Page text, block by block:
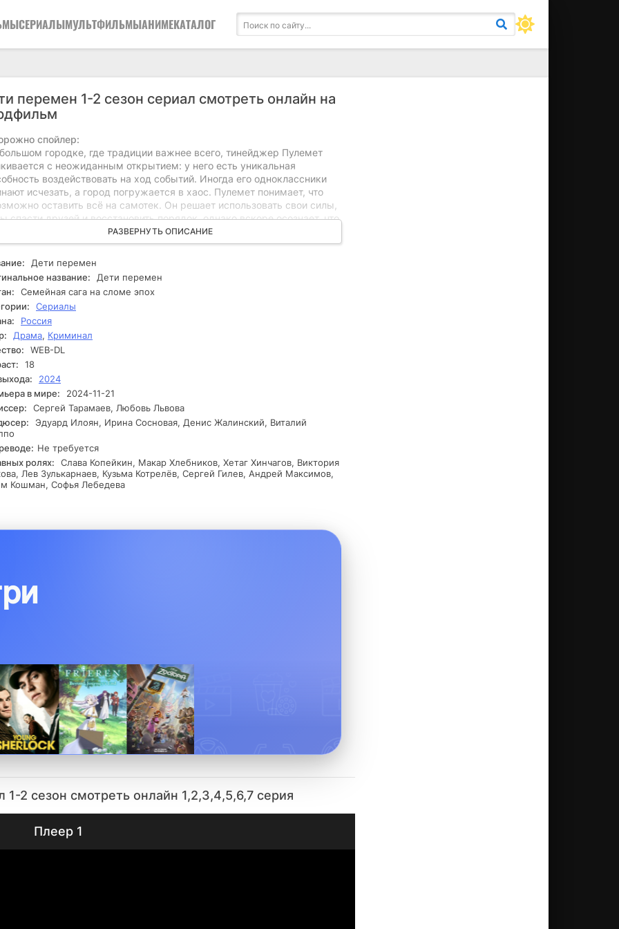
СЕРИАЛЫМУЛЬТФИЛЬМЫАНИМЕКАТАЛОГ
перемен 1-2 сезон сериал смотреть онлайн на
спойлер:
городке, где традиции важнее всего, тинейджер Пулемет
с неожиданным открытием: у него есть уникальная
воздействовать на ход событий. Иногда его одноклассники
исчезать, а город погружается в хаос. Пулемет понимает, что
оставить всё на самотек. Он решает использовать свои силы,
спасти друзей и восстановить порядок, однако вскоре осознает, что
его вмешательство приводит к непредсказуемым последствиям.
к разрешению ситуации Пулемет встречает таинственную
которая знает больше, чем говорит, и кажется, что она также не
сверхъестественного. Под давлением со стороны взрослых и
со стороны ровесников, герой оказывается на грани
следовать зову своего сердца или поддаться страху. Время
и каждая попытка скорректировать обстановку лишь усугубляет
Чем закончится борьба Пулемета с собственными силами и
РАЗВЕРНУТЬ ОПИСАНИЕ
Дети перемен
название:
Дети перемен
Семейная сага на сломе эпох
Сериалы
Россия
Драма, Криминал
WEB-DL
18
2024
в мире:
2024-11-21
Сергей Тарамаев, Любовь Львова
Эдуард Илоян, Ирина Сосновая, Денис Жалинский, Виталий
Не требуется
ролях:
Слава Копейкин, Макар Хлебников, Хетаг Хинчагов, Виктория
Лев Зулькарнаев, Кузьма Котрелёв, Сергей Гилев, Андрей Максимов,
Кошман, Софья Лебедева
2 сезон смотреть онлайн 1,2,3,4,5,6,7 серия
Плеер 1